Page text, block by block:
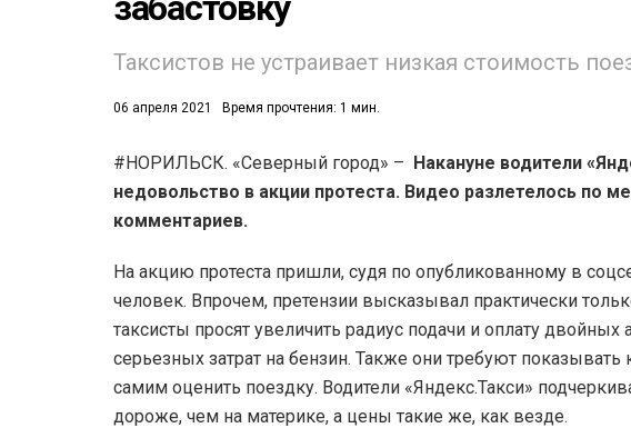
Таксистов не устраивает низкая стоимость
06 апреля 2021 Время прочтения: 1 мин.
#НОРИЛЬСК. «Северный город» – Накануне водители
недовольство в акции протеста. Видео разлетелось по
комментариев.
На акцию протеста пришли, судя по опубликованному в
человек. Впрочем, претензии высказывал практически
таксисты просят увеличить радиус подачи и оплату
серьезных затрат на бензин. Также они требуют
самим оценить поездку. Водители «Яндекс.Такси»
дороже, чем на материке, а цены такие же, как везде.